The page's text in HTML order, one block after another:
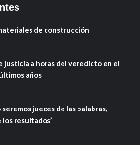
de construcción
justicia a horas del veredicto en el
años
seremos jueces de las palabras,
resultados’